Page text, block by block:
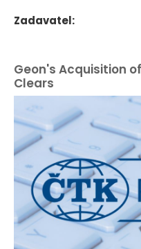
Zadavatel:
Geon's Acquisition
Clears